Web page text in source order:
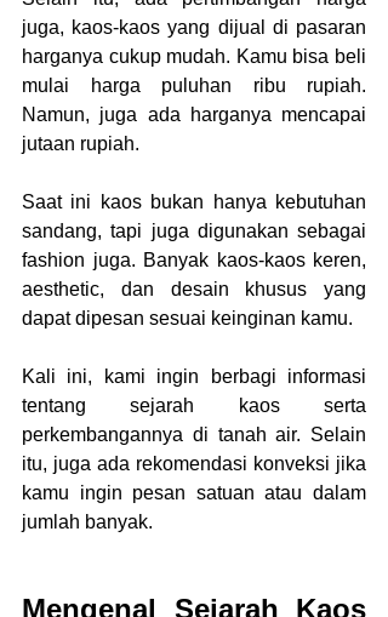
juga, kaos-kaos yang dijual di pasaran
harganya cukup mudah. Kamu bisa beli
mulai harga puluhan ribu rupiah.
Namun, juga ada harganya mencapai
jutaan rupiah.
Saat ini kaos bukan hanya kebutuhan
sandang, tapi juga digunakan sebagai
fashion juga. Banyak kaos-kaos keren,
aesthetic, dan desain khusus yang
dapat dipesan sesuai keinginan kamu.
Kali ini, kami ingin berbagi informasi
tentang sejarah kaos serta
perkembangannya di tanah air. Selain
itu, juga ada rekomendasi konveksi jika
kamu ingin pesan satuan atau dalam
jumlah banyak.
Mengenal Sejarah Kaos